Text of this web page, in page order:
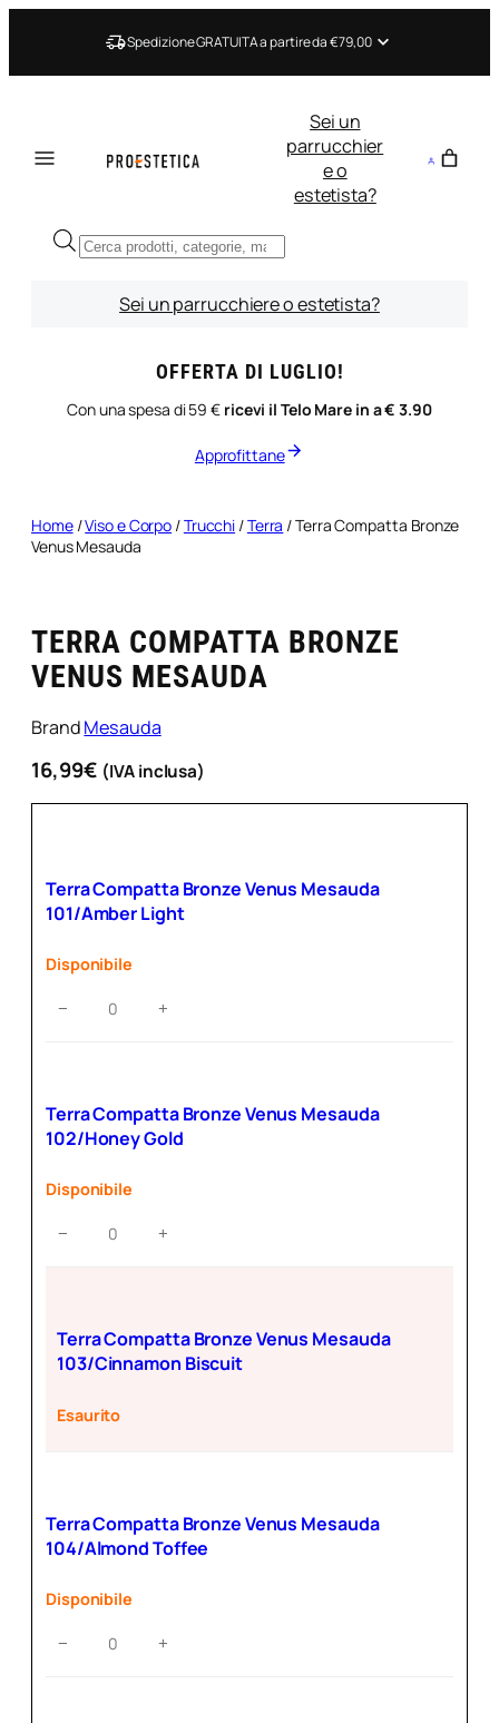
Spedizione GRATUITA a partire da €79,00
Sei un
parrucchier
e o
estetista?
Ricerca
prodotti
Sei un parrucchiere o estetista?
OFFERTA DI LUGLIO!
Con una spesa di 59 € ricevi il Telo Mare in a € 3.90
Approfittane
Home/Viso e Corpo /Trucchi /Terra / Terra Compatta Bronze
Venus Mesauda
TERRA COMPATTA BRONZE
VENUS MESAUDA
BrandMesauda
16,99€ (IVA inclusa)
101/Amber
Light
− +
Terra Compatta Bronze Venus Mesauda
101/Amber Light
Disponibile
102/Honey
Gold
− +
Terra Compatta Bronze Venus Mesauda
102/Honey Gold
Disponibile
Terra Compatta Bronze Venus Mesauda
103/Cinnamon Biscuit
Esaurito
− +
Terra Compatta Bronze Venus Mesauda
104/Almond Toffee
Disponibile